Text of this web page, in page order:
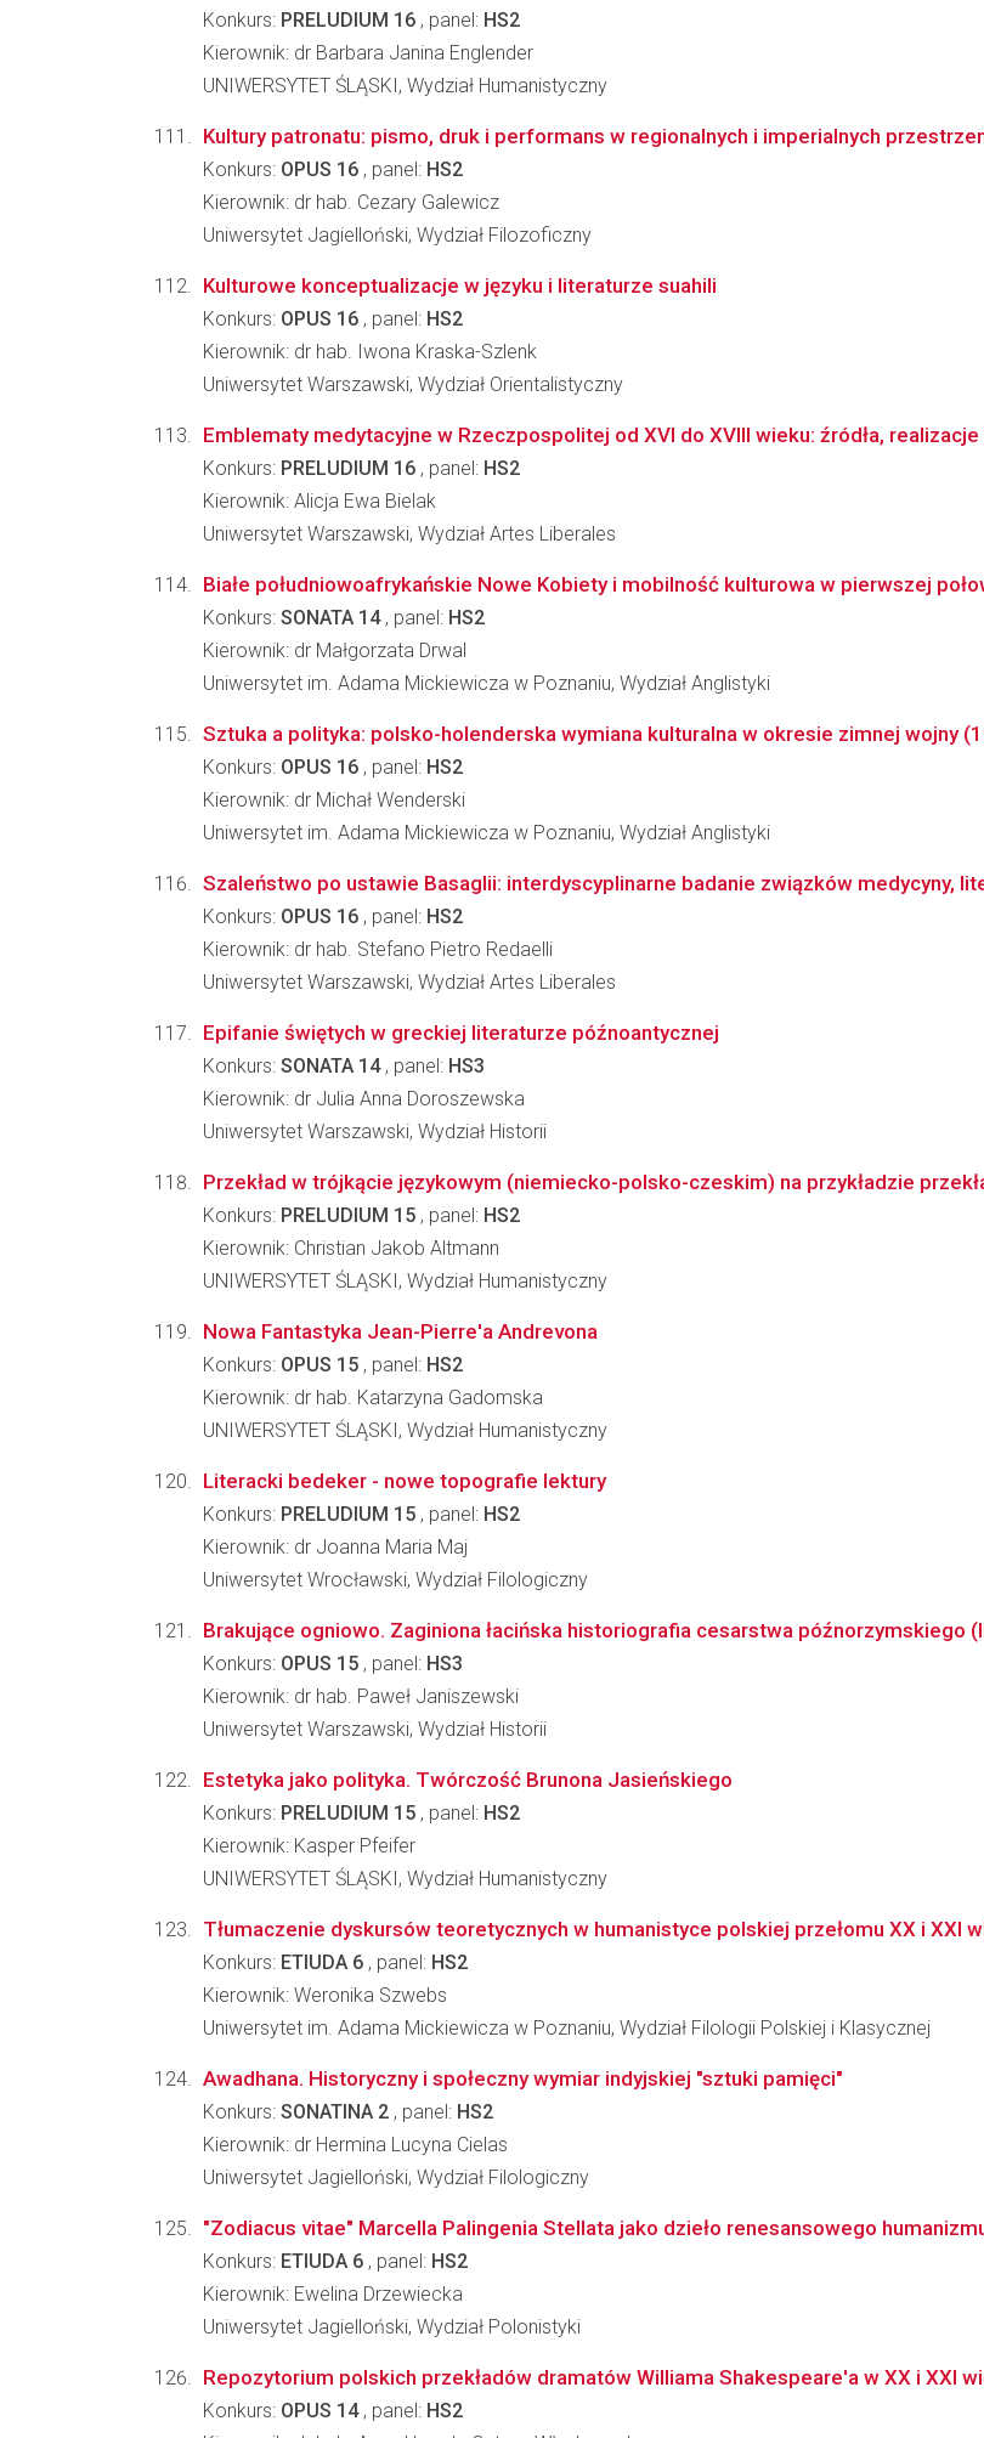
Konkurs: PRELUDIUM 16 , panel: HS2
Kierownik: dr Barbara Janina Englender
UNIWERSYTET ŚLĄSKI, Wydział Humanistyczny
Kultury patronatu: pismo, druk i performans w regionalnych i imperialnych
Konkurs: OPUS 16 , panel: HS2
Kierownik: dr hab. Cezary Galewicz
Uniwersytet Jagielloński, Wydział Filozoficzny
Kulturowe konceptualizacje w języku i literaturze suahili
Konkurs: OPUS 16 , panel: HS2
Kierownik: dr hab. Iwona Kraska-Szlenk
Uniwersytet Warszawski, Wydział Orientalistyczny
Emblematy medytacyjne w Rzeczpospolitej od XVI do XVIII wieku: źródła, realizacje
Konkurs: PRELUDIUM 16 , panel: HS2
Kierownik: Alicja Ewa Bielak
Uniwersytet Warszawski, Wydział Artes Liberales
Białe południowoafrykańskie Nowe Kobiety i mobilność kulturowa w pierwszej
Konkurs: SONATA 14, panel: HS2
Kierownik: dr Małgorzata Drwal
Uniwersytet im. Adama Mickiewicza w Poznaniu, Wydział Anglistyki
Sztuka a polityka: polsko-holenderska wymiana kulturalna w okresie zimnej wojny
Konkurs: OPUS 16 , panel: HS2
Kierownik: dr Michał Wenderski
Uniwersytet im. Adama Mickiewicza w Poznaniu, Wydział Anglistyki
Szaleństwo po ustawie Basaglii: interdyscyplinarne badanie związków medycyny,
Konkurs: OPUS 16 , panel: HS2
Kierownik: dr hab. Stefano Pietro Redaelli
Uniwersytet Warszawski, Wydział Artes Liberales
Epifanie świętych w greckiej literaturze późnoantycznej
Konkurs: SONATA 14, panel: HS3
Kierownik: dr Julia Anna Doroszewska
Uniwersytet Warszawski, Wydział Historii
Przekład w trójkącie językowym (niemiecko-polsko-czeskim) na przykładzie
Konkurs: PRELUDIUM 15 , panel: HS2
Kierownik: Christian Jakob Altmann
UNIWERSYTET ŚLĄSKI, Wydział Humanistyczny
Nowa Fantastyka Jean-Pierre'a Andrevona
Konkurs: OPUS 15 , panel: HS2
Kierownik: dr hab. Katarzyna Gadomska
UNIWERSYTET ŚLĄSKI, Wydział Humanistyczny
Literacki bedeker - nowe topografie lektury
Konkurs: PRELUDIUM 15 , panel: HS2
Kierownik: dr Joanna Maria Maj
Uniwersytet Wrocławski, Wydział Filologiczny
Brakujące ogniowo. Zaginiona łacińska historiografia cesarstwa późnorzymskiego
Konkurs: OPUS 15 , panel: HS3
Kierownik: dr hab. Paweł Janiszewski
Uniwersytet Warszawski, Wydział Historii
Estetyka jako polityka. Twórczość Brunona Jasieńskiego
Konkurs: PRELUDIUM 15 , panel: HS2
Kierownik: Kasper Pfeifer
UNIWERSYTET ŚLĄSKI, Wydział Humanistyczny
Tłumaczenie dyskursów teoretycznych w humanistyce polskiej przełomu XX i XXI
Konkurs: ETIUDA 6 , panel: HS2
Kierownik: Weronika Szwebs
Uniwersytet im. Adama Mickiewicza w Poznaniu, Wydział Filologii Polskiej i Klasycznej
Awadhana. Historyczny i społeczny wymiar indyjskiej "sztuki pamięci"
Konkurs: SONATINA 2 , panel: HS2
Kierownik: dr Hermina Lucyna Cielas
Uniwersytet Jagielloński, Wydział Filologiczny
"Zodiacus vitae" Marcella Palingenia Stellata jako dzieło renesansowego
Konkurs: ETIUDA 6 , panel: HS2
Kierownik: Ewelina Drzewiecka
Uniwersytet Jagielloński, Wydział Polonistyki
Repozytorium polskich przekładów dramatów Williama Shakespeare'a w XX i XXI
Konkurs: OPUS 14, panel: HS2